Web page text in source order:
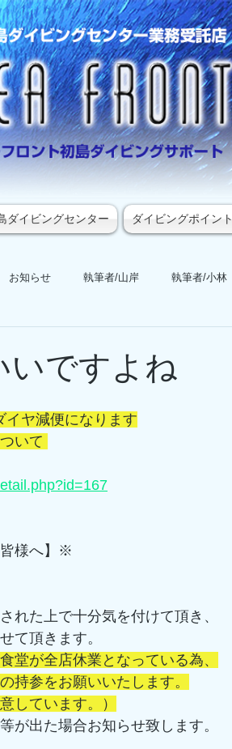
ダイビングセンター ダイビングポイント
お知らせ 執筆者/山岸 執筆者/小林
いですよね
イヤ減便になります
いて
様へ】※
れた上で十分気を付けて頂き、
て頂きます。
堂が全店休業となっている為、
持参をお願いいたします。
しています。）
が出た場合お知らせ致します。